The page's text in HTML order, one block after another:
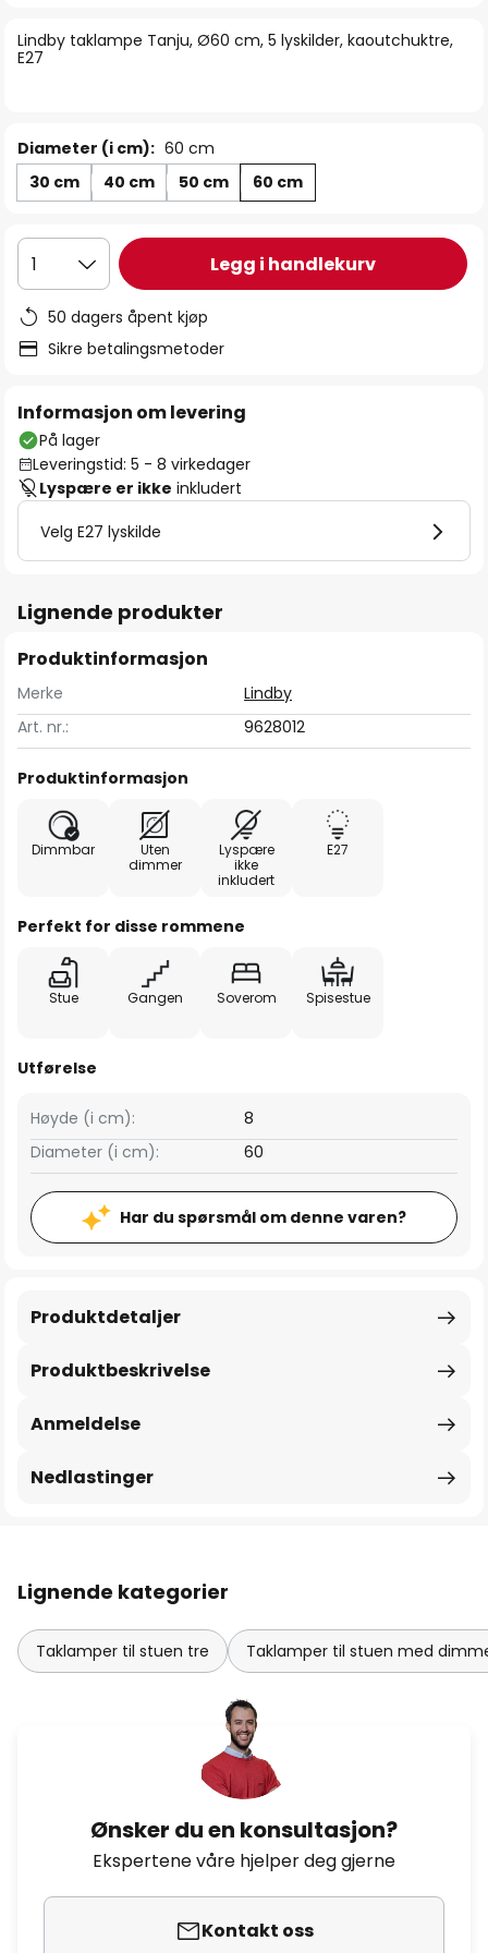
Lindby taklampe Tanju, Ø60 cm, 5 lyskilder, kaoutchuktre,
E27
Diameter (i cm): 60 cm
30 cm
40 cm 50 cm 60 cm
1 Legg i handlekurv
50 dagers åpent kjøp
Sikre betalingsmetoder
Informasjon om levering
På lager
Leveringstid: 5 - 8 virkedager
Lyspære er ikke inkludert
Velg E27 lyskilde
Lignende produkter
Produktinformasjon
Merke
Lindby
Art. nr.:
9628012
Produktinformasjon
Dimmbar
Uten
dimmer
Lyspære
ikke
inkludert
E27
Perfekt for disse rommene
Stue Gangen Soverom Spisestue
Utførelse
Høyde (i cm):
8
Diameter (i cm):
60
Har du spørsmål om denne varen?
Produktbeskrivelse
Produktdetaljer
Anmeldelse
Nedlastinger
Lignende kategorier
Taklamper til stuen tre Taklamper til stuen med
Ønsker du en konsultasjon?
Ekspertene våre hjelper deg gjerne
Kontakt oss